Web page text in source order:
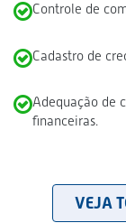
Controle de
Cadastro de
Adequação de
financeiras.
VEJA